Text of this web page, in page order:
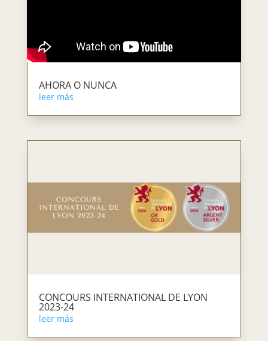
AHORA O NUNCA
leer más
CONCOURS INTERNATIONAL DE LYON
2023-24
leer más